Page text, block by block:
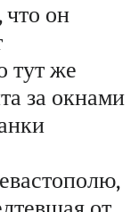
что он
тут же
за окнами